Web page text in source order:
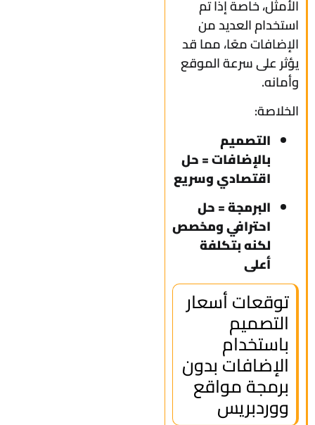
الأمثل، خاصة إذا تم
استخدام العديد من
الإضافات معًا، مما قد
يؤثر على سرعة الموقع
وأمانه.
الخلاصة:
التصميم
بالإضافات = حل
اقتصادي وسريع
البرمجة = حل
احترافي ومخصص
لكنه بتكلفة
أعلى
توقعات أسعار
التصميم
باستخدام
الإضافات بدون
برمجة مواقع
ووردبريس